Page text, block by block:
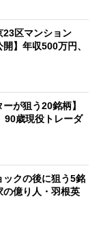
23区マンション
開】年収500万円、
ーが狙う20銘柄】
90歳現役トレーダ
ックの後に狙う5銘
の億り人・羽根英